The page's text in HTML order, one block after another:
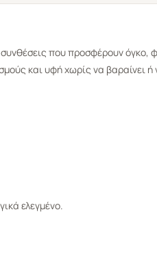
που προσφέρουν όγκο,
και υφή χωρίς να βαραίνει ή
ελεγμένο.